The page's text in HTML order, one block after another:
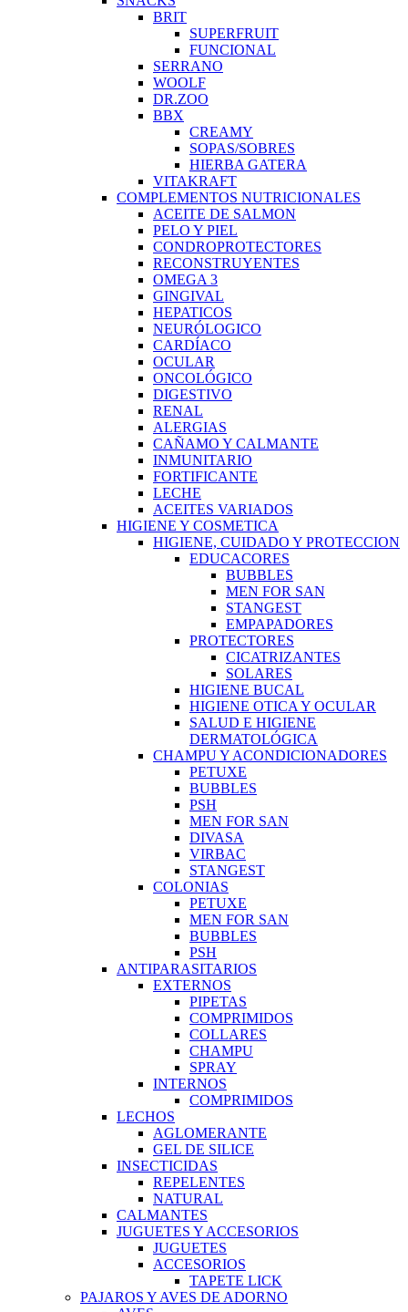
BRIT
SUPERFRUIT
FUNCIONAL
SERRANO
WOOLF
DR.ZOO
BBX
CREAMY
SOPAS/SOBRES
HIERBA GATERA
VITAKRAFT
COMPLEMENTOS NUTRICIONALES
ACEITE DE SALMON
PELO Y PIEL
CONDROPROTECTORES
RECONSTRUYENTES
OMEGA 3
GINGIVAL
HEPATICOS
NEURÓLOGICO
CARDÍACO
OCULAR
ONCOLÓGICO
DIGESTIVO
RENAL
ALERGIAS
CAÑAMO Y CALMANTE
INMUNITARIO
FORTIFICANTE
LECHE
ACEITES VARIADOS
HIGIENE Y COSMETICA
HIGIENE, CUIDADO Y PROTECCION
EDUCACORES
BUBBLES
MEN FOR SAN
STANGEST
EMPAPADORES
PROTECTORES
CICATRIZANTES
SOLARES
HIGIENE BUCAL
HIGIENE OTICA Y OCULAR
SALUD E HIGIENE
DERMATOLÓGICA
CHAMPU Y ACONDICIONADORES
PETUXE
BUBBLES
PSH
MEN FOR SAN
DIVASA
VIRBAC
STANGEST
COLONIAS
PETUXE
MEN FOR SAN
BUBBLES
PSH
ANTIPARASITARIOS
EXTERNOS
PIPETAS
COMPRIMIDOS
COLLARES
CHAMPU
SPRAY
INTERNOS
COMPRIMIDOS
LECHOS
AGLOMERANTE
GEL DE SILICE
INSECTICIDAS
REPELENTES
NATURAL
CALMANTES
JUGUETES Y ACCESORIOS
JUGUETES
ACCESORIOS
TAPETE LICK
PAJAROS Y AVES DE ADORNO